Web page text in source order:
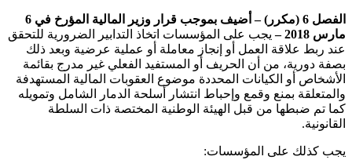
الفصل 6 (مكرر) – أضيف بموجب قرار وزير المالية المؤرخ في 6
مارس 2018 –
يجب على المؤسسات اتخاذ التدابير الضرورية للتحقق
عند ربط علاقة العمل أو إنجاز معاملة أو عملية عرضية وبعد ذلك
بصفة دورية، من أن الحريف أو المستفيد الفعلي غير مدرج بقائمة
الأشخاص أو الكيانات المحددة موضوع العقوبات المالية المستهدفة
والمتعلقة بمنع وقمع وإحباط انتشار أسلحة الدمار الشامل وتمويله
كما تم ضبطها من قبل الهيئة الوطنية المختصة ذات السلطة
القانونية.
يجب كذلك على المؤسسات: